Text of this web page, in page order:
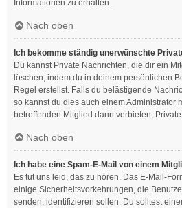
Informationen zu erhalten.
Nach oben
Ich bekomme ständig unerwünschte
Du kannst Private Nachrichten, die dir ein
löschen, indem du in deinem persönlichen
Regel erstellst. Falls du belästigende
so kannst du dies auch einem Administrator
betreffenden Mitglied dann verbieten,
Nach oben
Ich habe eine Spam-E-Mail von einem
Es tut uns leid, das zu hören. Das E-Mail-
einige Sicherheitsvorkehrungen, die
senden, identifizieren sollen. Du solltest